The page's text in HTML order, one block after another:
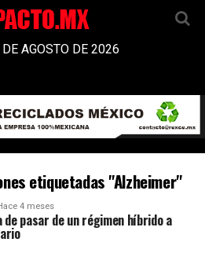
AGOSTO DE 2026
etiquetadas "Alzheimer"
4 meses
de pasar de un régimen híbrido a